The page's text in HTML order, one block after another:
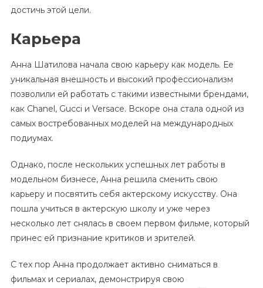
достичь этой цели.
Карьера
Анна Шатилова начала свою карьеру как модель. Ее
уникальная внешность и высокий профессионализм
позволили ей работать с такими известными брендами,
как Chanel, Gucci и Versace. Вскоре она стала одной из
самых востребованных моделей на международных
подиумах.
Однако, после нескольких успешных лет работы в
модельном бизнесе, Анна решила сменить свою
карьеру и посвятить себя актерскому искусству. Она
пошла учиться в актерскую школу и уже через
несколько лет снялась в своем первом фильме, который
принес ей признание критиков и зрителей.
С тех пор Анна продолжает активно сниматься в
фильмах и сериалах, демонстрируя свою